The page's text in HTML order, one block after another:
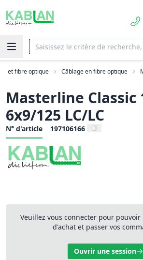
et fibre optique Câblage en fibre optique
Masterline Classic
6x9/125 LC/LC
N° d'article 197106166
Veuillez vous connecter pour
d'achat et passer vos
Ouvrir une session